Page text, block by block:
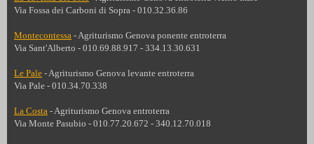
Via Fossa dei Carboni di Sopra - 010.32.36.86
Montecontessa - Agriturismo Genova ponente entroterra
Via Sant'Alberto - 010.69.88.917 - 334.13.30.631
Le Pale - Agriturismo Genova levante entroterra
Via Pale - 010.34.70.338
La Costa - Agriturismo Genova entroterra
Via Monte Pasubio - 010.77.20.672 - 340.12.70.018